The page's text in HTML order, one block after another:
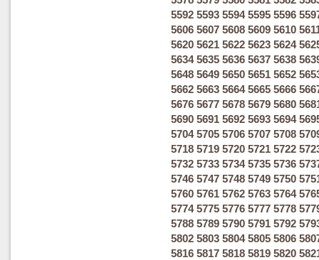
5592 5593 5594 5595 5596
5606 5607 5608 5609 5610
5620 5621 5622 5623 5624
5634 5635 5636 5637 5638
5648 5649 5650 5651 5652
5662 5663 5664 5665 5666
5676 5677 5678 5679 5680
5690 5691 5692 5693 5694
5704 5705 5706 5707 5708
5718 5719 5720 5721 5722
5732 5733 5734 5735 5736
5746 5747 5748 5749 5750
5760 5761 5762 5763 5764
5774 5775 5776 5777 5778
5788 5789 5790 5791 5792
5802 5803 5804 5805 5806
5816 5817 5818 5819 5820